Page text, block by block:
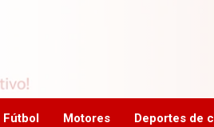
Fútbol Motores Deportes de